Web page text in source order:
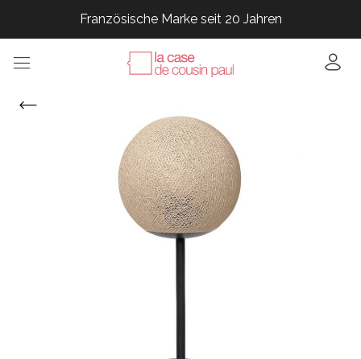
Französische Marke seit 20 Jahren
Französische Marke seit 20 Jahren
Französische Marke seit 20 Jahren